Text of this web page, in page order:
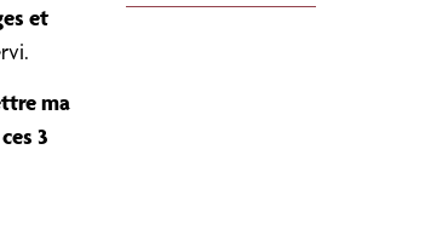
et
ma
3